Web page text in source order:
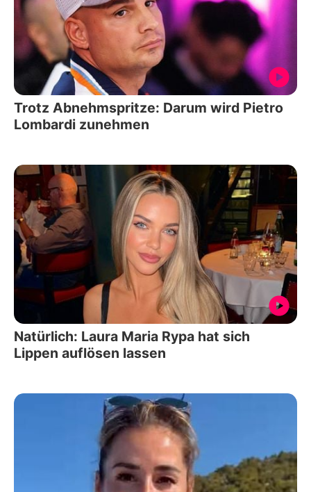
Trotz Abnehmspritze: Darum wird Pietro
Lombardi zunehmen
Natürlich: Laura Maria Rypa hat sich
Lippen auflösen lassen